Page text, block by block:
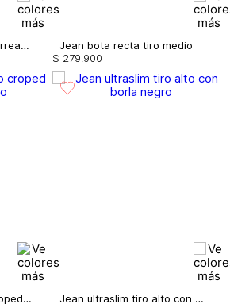
Jean skinny tiro alto correa vinilo
Jean bota recta tiro medio
$ 279 900
Jean skinny tiro alto croped con borla
Jean ultraslim tiro alto con borla